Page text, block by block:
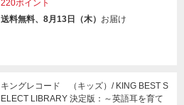
220ポイント
送料無料、8月13日（木） お届け
キングレコード （キッズ）/ KING BEST S
ELECT LIBRARY 決定版：～英語耳を育て